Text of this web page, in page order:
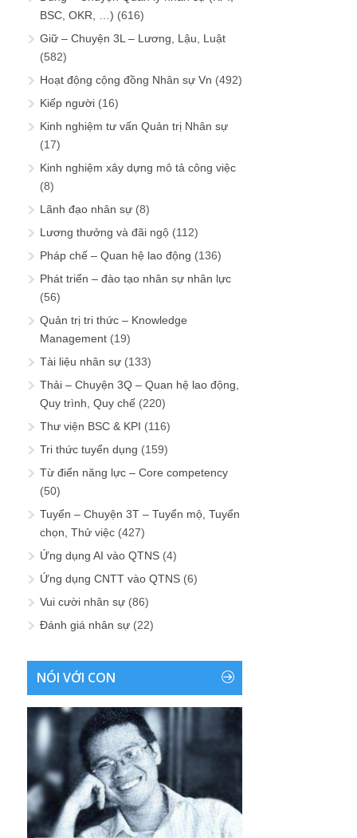
BSC, OKR, …) (616)
Giữ – Chuyện 3L – Lương, Lậu, Luật
(582)
Hoạt động cộng đồng Nhân sự Vn (492)
Kiếp người (16)
Kinh nghiệm tư vấn Quản trị Nhân sự
(17)
Kinh nghiệm xây dựng mô tả công việc
(8)
Lãnh đạo nhân sự (8)
Lương thưởng và đãi ngộ (112)
Pháp chế – Quan hệ lao động (136)
Phát triển – đào tạo nhân sự nhân lực
(56)
Quản trị tri thức – Knowledge
Management (19)
Tài liệu nhân sự (133)
Thải – Chuyện 3Q – Quan hệ lao động,
Quy trình, Quy chế (220)
Thư viện BSC & KPI (116)
Tri thức tuyển dụng (159)
Từ điển năng lực – Core competency
(50)
Tuyển – Chuyện 3T – Tuyển mộ, Tuyển
chọn, Thử việc (427)
Ứng dụng AI vào QTNS (4)
Ứng dụng CNTT vào QTNS (6)
Vui cười nhân sự (86)
Đánh giá nhân sự (22)
NÓI VỚI CON